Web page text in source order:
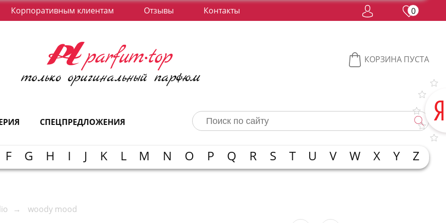
Корпоративным клиентам Отзывы Контакты 0
КОРЗИНА ПУСТА
СПЕЦПРЕДЛОЖЕНИЯ
F G H I J K L M N O P Q R S T U V W X Y Z
woody mood